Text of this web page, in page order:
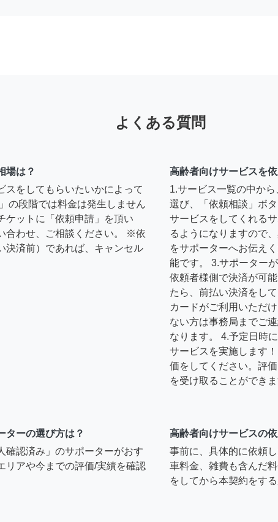
よくある質問
場は？
スをしてもらいたいかによって
の段階では料金は発生しません
ケットに「依頼申請」を頂い
合わせ、ご相談ください。 ※依
決済前）であれば、キャンセル
高齢者向けサービスを
1.サービス一覧の中か
選び、「依頼相談」ボ
サービスをしてくれる
るようになりますので
をサポーターへお伝え
能です。 3.サポーター
依頼者様側で決済が可
たら、前払い決済をし
カードがご利用いただ
ない方は事務局までご
なります。 4.予定日時
サービスを実施します
価をしてください。評
を受け取ることができま
ターの選び方は？
確認済み」のサポーターがおす
リアや今までの評価/実績を確認
高齢者向けサービスの
事前に、具体的に依頼
車料金、雑費も含んだ
をしてから本契約をす